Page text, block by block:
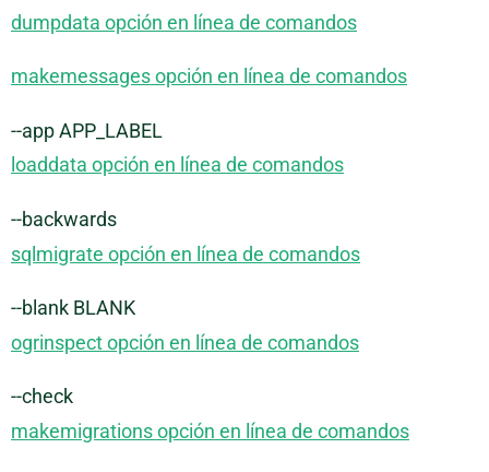
dumpdata opción en línea de comandos
makemessages opción en línea de comandos
--app APP_LABEL
loaddata opción en línea de comandos
--backwards
sqlmigrate opción en línea de comandos
--blank BLANK
ogrinspect opción en línea de comandos
--check
makemigrations opción en línea de comandos